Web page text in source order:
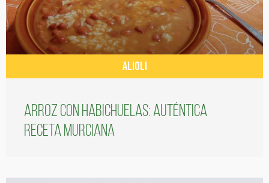
ALIOLI
Arroz con habichuelas: auténtica
receta murciana